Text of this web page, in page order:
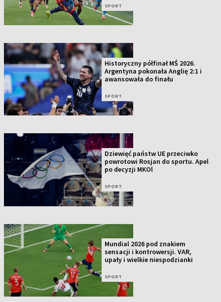
SPORT
Historyczny półfinał MŚ 2026.
Argentyna pokonała Anglię 2:1 i
awansowała do finału
SPORT
Dziewięć państw UE przeciwko
powrotowi Rosjan do sportu. Apel
po decyzji MKOl
SPORT
Mundial 2026 pod znakiem
sensacji i kontrowersji. VAR,
upały i wielkie niespodzianki
SPORT